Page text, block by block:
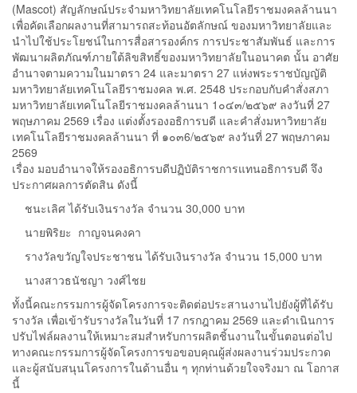
(Mascot) สัญลักษณ์ประจำมหาวิทยาลัยเทคโนโลยีราชมงคลล้านนา
เพื่อคัดเลือกผลงานที่สามารถสะท้อนอัตลักษณ์ ของมหาวิทยาลัยและ
นำไปใช้ประโยชน์ในการสื่อสารองค์กร การประชาสัมพันธ์ และการ
พัฒนาผลิตภัณฑ์ภายใต้ลิขสิทธิ์ของมหาวิทยาลัยในอนาคต นั้น อาศัย
อำนาจตามความในมาตรา 24 และมาตรา 27 แห่งพระราชบัญญัติ
มหาวิทยาลัยเทคโนโลยีราชมงคล พ.ศ. 2548 ประกอบกับคำสั่งสภา
มหาวิทยาลัยเทคโนโลยีราชมงคลล้านนา 1๐๔๓/๒๕๖๙ ลงวันที่ 27
พฤษภาคม 2569 เรื่อง แต่งตั้งรองอธิการบดี และคำสั่งมหาวิทยาลัย
เทคโนโลยีราชมงคลล้านนา ที่ ๑๐๓6/๒๕๖๙ ลงวันที่ 27 พฤษภาคม
2569
เรื่อง มอบอำนาจให้รองอธิการบดีปฏิบัติราชการแทนอธิการบดี จึง
ประกาศผลการตัดสิน ดังนี้
ชนะเลิศ ได้รับเงินรางวัล จำนวน 30,000 บาท
นายพิริยะ กาญจนคงคา
รางวัลขวัญใจประชาชน ได้รับเงินรางวัล จำนวน 15,000 บาท
นางสาวธนัชญา วงศ์ไชย
ทั้งนี้คณะกรรมการผู้จัดโครงการจะติดต่อประสานงานไปยังผู้ที่ได้รับ
รางวัล เพื่อเข้ารับรางวัลในวันที่ 17 กรกฎาคม 2569 และดำเนินการ
ปรับไฟล์ผลงานให้เหมาะสมสำหรับการผลิตชิ้นงานในขั้นตอนต่อไป
ทางคณะกรรมการผู้จัดโครงการขอขอบคุณผู้ส่งผลงานร่วมประกวด
และผู้สนับสนุนโครงการในด้านอื่น ๆ ทุกท่านด้วยใจจริงมา ณ โอกาส
นี้